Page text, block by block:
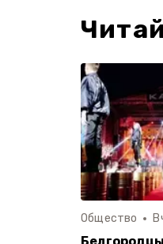
Общество